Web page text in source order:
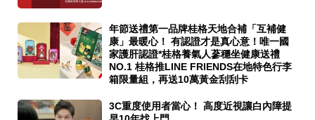
年節送禮第一品牌桂格天地合補「互補健
康」最暖心！ 有認證才是真心意！唯一國
家護肝認證*桂格養氣人蔘穩坐健康送禮
NO.1 桂格推LINE FRIENDS在地特色行李
箱限量組，再送10萬黃金刮刮卡
3C重度使用者當心！ 高度近視讓白內障提